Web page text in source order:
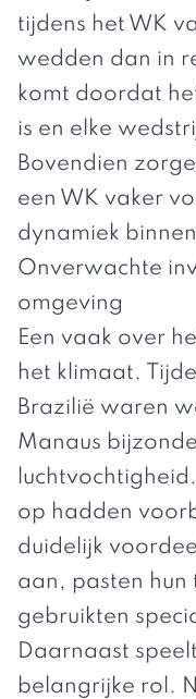
tijdens het WK
wedden dan in
komt doordat
is en elke
Bovendien
een WK vaker
dynamiek
Onverwachte
omgeving
Een vaak over
het klimaat.
Brazilië waren
Manaus
op hadden
duidelijk
aan, pasten hun
gebruikten
Daarnaast
belangrijke rol.